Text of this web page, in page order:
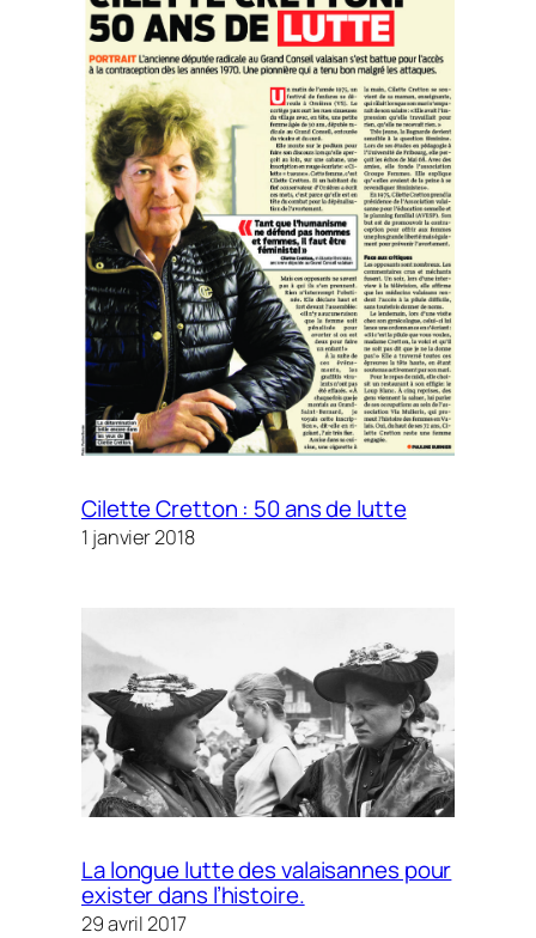
Cilette Cretton : 50 ans de lutte
1 janvier 2018
La longue lutte des valaisannes pour
exister dans l’histoire.
29 avril 2017